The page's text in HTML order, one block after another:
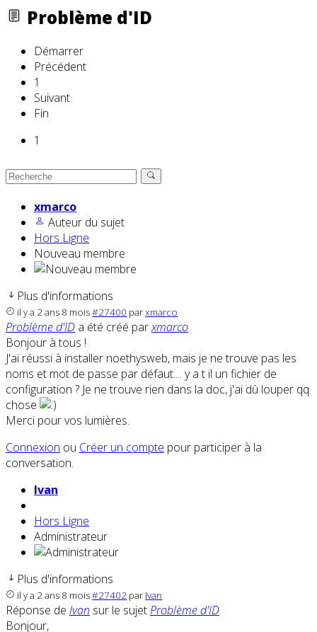
Problème d'ID
Démarrer
Précédent
1
Suivant
Fin
1
xmarco
Auteur du sujet
Hors Ligne
Nouveau membre
Plus d'informations
il y a 2 ans 8 mois#27400 parxmarco
Problème d'ID a été créé parxmarco
Bonjour à tous !
J'ai réussi à installer noethysweb, mais je ne trouve pas les
noms et mot de passe par défaut.... y a t il un fichier de
configuration ? Je ne trouve rien dans la doc, j'ai dû louper qq
chose
Merci pour vos lumières.
Connexion ou Créer un compte pour participer à la
conversation.
Ivan
Hors Ligne
Administrateur
Plus d'informations
il y a 2 ans 8 mois#27402 par Ivan
Réponse de Ivan sur le sujetProblème d'ID
Bonjour,